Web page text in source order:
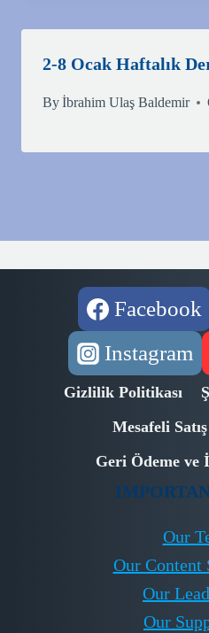
2-8 Ocak Haftalık
Byİbrahim Ulaş Baldemir
Facebook
Instagram
Gizlilik Politikası
Mesafeli
Geri Ödeme ve
Our
Our Content
Our
Our